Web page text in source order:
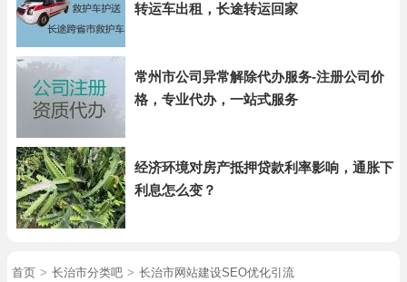
转运车出租，长途转运回家
常州市公司异常解除代办服务-注册公司价
格，专业代办，一站式服务
经济环境对房产抵押贷款利率影响，通胀下
利息怎么变？
首页 > 长治市分类吧 > 长治市网站建设SEO优化引流